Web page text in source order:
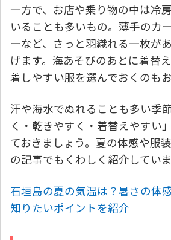
一方で、お店や乗り物の中は冷
いることも多いもの。薄手のカ
ーなど、さっと羽織れる一枚が
げます。海あそびのあとに着替
着しやすい服を選んでおくのも
汗や海水でぬれることも多い季
く・乾きやすく・着替えやすい
ておきましょう。夏の体感や服
の記事でもくわしく紹介していま
石垣島の夏の気温は？暑さの体
知りたいポイントを紹介